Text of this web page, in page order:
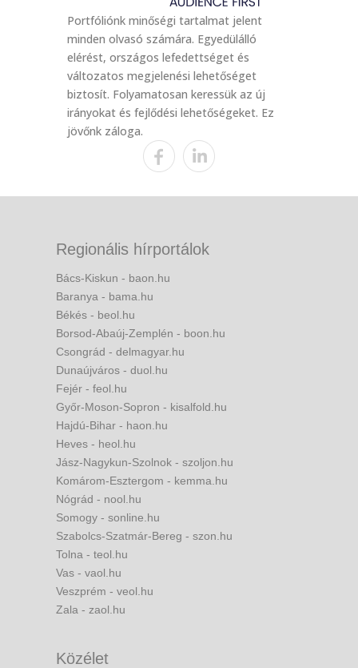
Portfóliónk minőségi tartalmat jelent
minden olvasó számára. Egyedülálló
elérést, országos lefedettséget és
változatos megjelenési lehetőséget
biztosít. Folyamatosan keressük az új
irányokat és fejlődési lehetőségeket. Ez
jövőnk záloga.
Regionális hírportálok
Bács-Kiskun - baon.hu
Baranya - bama.hu
Békés - beol.hu
Borsod-Abaúj-Zemplén - boon.hu
Csongrád - delmagyar.hu
Dunaújváros - duol.hu
Fejér - feol.hu
Győr-Moson-Sopron - kisalfold.hu
Hajdú-Bihar - haon.hu
Heves - heol.hu
Jász-Nagykun-Szolnok - szoljon.hu
Komárom-Esztergom - kemma.hu
Nógrád - nool.hu
Somogy - sonline.hu
Szabolcs-Szatmár-Bereg - szon.hu
Tolna - teol.hu
Vas - vaol.hu
Veszprém - veol.hu
Zala - zaol.hu
Közélet